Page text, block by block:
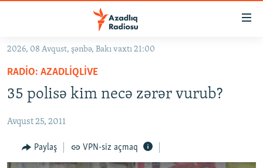
Əsas
qayıt
Əsas
naviqasiyaya
qayıt
GÜNDƏM
#İZAHLA
KORRUPSIOMETR
#ƏSLINDƏ
FƏRQƏ BAX
2026, 08 Avqust, şənbə, Bakı vaxtı 21:00
RADIO: AZADLIQLIVE
35 polisə kim necə zərər vurub?
Avqust 25, 2011
Paylaş VPN-siz açmaq